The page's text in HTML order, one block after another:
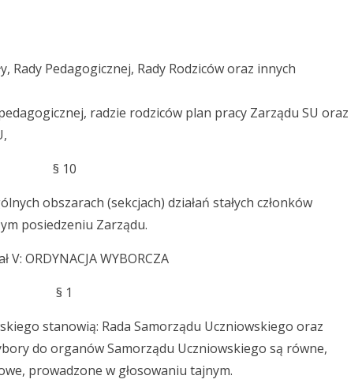
Rady Pedagogicznej, Rady Rodziców oraz innych
radzie rodziców plan pracy Zarządu SU oraz
§ 10
obszarach (sekcjach) działań stałych członków
posiedzeniu Zarządu.
V: ORDYNACJA WYBORCZA
§ 1
stanowią: Rada Samorządu Uczniowskiego oraz
do organów Samorządu Uczniowskiego są równe,
prowadzone w głosowaniu tajnym.